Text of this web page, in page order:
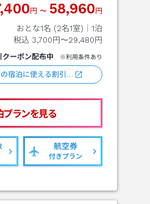
円 〜 58,960 円
おとな1名 (2名1室)｜ 1泊
税込 3,700円〜29,480円
クーポン配布中 ※利用条件あり
宿泊に使える割引…
プランを見る
航空券
付きプラン